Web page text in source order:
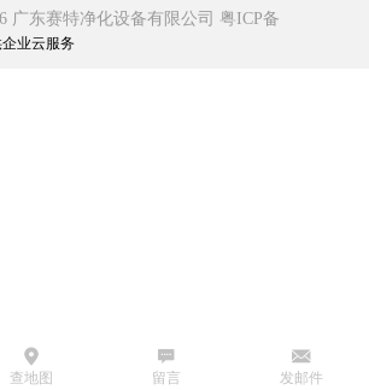
广东赛特净化设备有限公司 粤ICP备
业云服务
查地图 发邮件
留言